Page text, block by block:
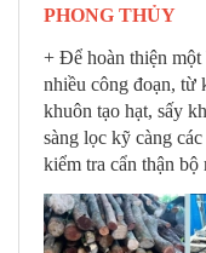
PHONG THỦY
+ Để hoàn thiện một
nhiều công đoạn, từ
khuôn tạo hạt, sấy
sàng lọc kỹ càng
kiểm tra cẩn thận